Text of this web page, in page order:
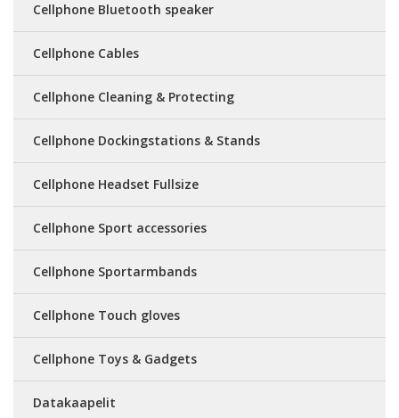
Cellphone Bluetooth speaker
Cellphone Cables
Cellphone Cleaning & Protecting
Cellphone Dockingstations & Stands
Cellphone Headset Fullsize
Cellphone Sport accessories
Cellphone Sportarmbands
Cellphone Touch gloves
Cellphone Toys & Gadgets
Datakaapelit